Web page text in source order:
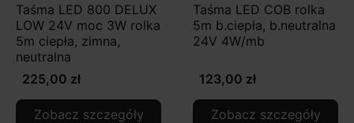
Taśma LED 800 DELUX
LOW 24V moc 3W rolka
5m ciepła, zimna,
neutralna
225,00 zł
Zobacz szczegóły
Taśma LED COB rolka
5m b.ciepła, b.neutralna
24V 4W/mb
123,00 zł
Zobacz szczegóły